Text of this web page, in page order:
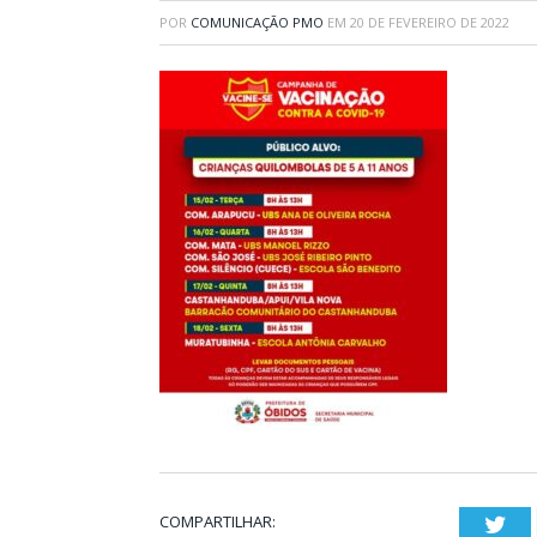
POR COMUNICAÇÃO PMO EM 20 DE FEVEREIRO DE 2022
COMPARTILHAR: